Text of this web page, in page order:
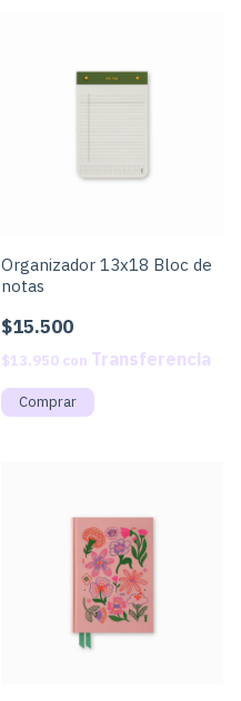
Organizador 13x18 Bloc de
notas
$15.500
$13.950 con